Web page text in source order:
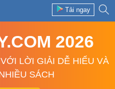
Tải ngay
2026
LỜI GIẢI DỄ HIỂU VÀ
SÁCH